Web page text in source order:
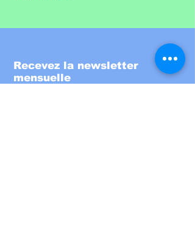
Recevez la newsletter
mensuelle